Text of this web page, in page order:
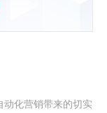
化营销带来的切实